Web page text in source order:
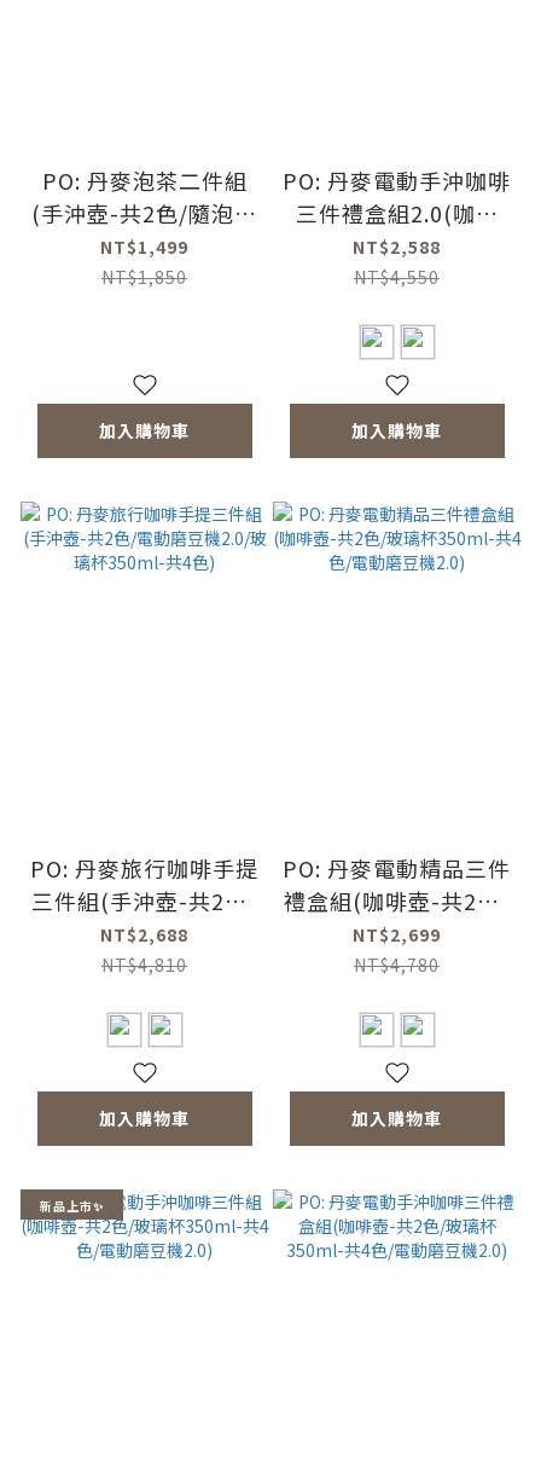
PO: 丹麥泡茶二件組
(手沖壺-共2色/隨泡保
溫瓶350ml-共4色)
NT$1,499
NT$1,850
加入購物車
PO: 丹麥電動手沖咖啡
三件禮盒組2.0(咖啡
壺-共2色/玻璃杯
350ml-共4色/電動磨
NT$2,588
NT$4,550
加入購物車
PO: 丹麥旅行咖啡手提
三件組(手沖壺-共2色/
電動磨豆機2.0/玻璃杯
350ml-共4色)
NT$2,688
NT$4,810
加入購物車
PO: 丹麥電動精品三件
禮盒組(咖啡壺-共2色/
玻璃杯350ml-共4色/
電動磨豆機2.0)
NT$2,699
NT$4,780
加入購物車
新品上市✨